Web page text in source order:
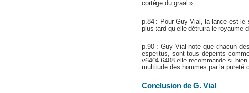
cortège du graal ».
p.84 : Pour Guy Vial, la lance est le
plus tard qu’elle détruira le royaume
p.90 : Guy Vial note que chacun
esperitus, sont tous dépeints
v6404-6408 elle recommande si
multitude des hommes par la pureté
Conclusion de G. Vial